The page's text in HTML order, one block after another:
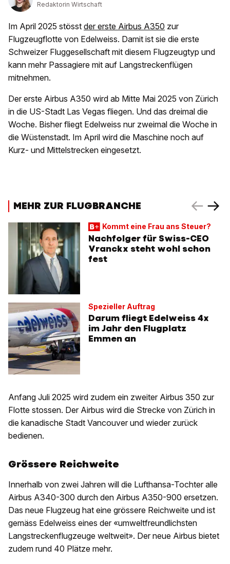
Redaktorin Wirtschaft
Im April 2025 stösst der erste Airbus A350 zur
Flugzeugflotte von Edelweiss. Damit ist sie die erste
Schweizer Fluggesellschaft mit diesem Flugzeugtyp und
kann mehr Passagiere mit auf Langstreckenflügen
mitnehmen.
Der erste Airbus A350 wird ab Mitte Mai 2025 von Zürich
in die US-Stadt Las Vegas fliegen. Und das dreimal die
Woche. Bisher fliegt Edelweiss nur zweimal die Woche in
die Wüstenstadt. Im April wird die Maschine noch auf
Kurz- und Mittelstrecken eingesetzt.
MEHR ZUR FLUGBRANCHE
Kommt eine Frau ans Steuer?
Nachfolger für Swiss-CEO
Vranckx steht wohl schon
fest
Spezieller Auftrag
Darum fliegt Edelweiss 4x
im Jahr den Flugplatz
Emmen an
Anfang Juli 2025 wird zudem ein zweiter Airbus 350 zur
Flotte stossen. Der Airbus wird die Strecke von Zürich in
die kanadische Stadt Vancouver und wieder zurück
bedienen.
Grössere Reichweite
Innerhalb von zwei Jahren will die Lufthansa-Tochter alle
Airbus A340-300 durch den Airbus A350-900 ersetzen.
Das neue Flugzeug hat eine grössere Reichweite und ist
gemäss Edelweiss eines der «umweltfreundlichsten
Langstreckenflugzeuge weltweit». Der neue Airbus bietet
zudem rund 40 Plätze mehr.